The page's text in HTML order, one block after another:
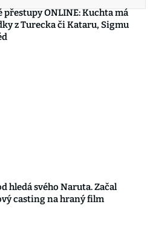
přestupy ONLINE: Kuchta má
z Turecka či Kataru, Sigmu
hledá svého Naruta. Začal
casting na hraný film